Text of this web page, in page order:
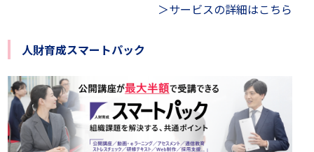
＞サービスの詳細はこちら
人財育成スマートパック